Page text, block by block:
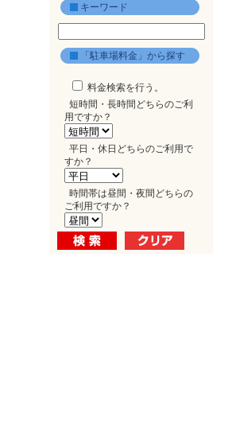
キーワード
「駐車場料金」から探す
料金検索を行う。
短時間・長時間どちらのご利
用ですか？
平日・休日どちらのご利用で
すか？
時間帯は昼間・夜間どちらの
ご利用ですか？